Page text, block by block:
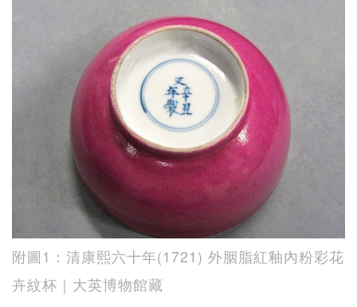
附圖1：清康熙六十年(1721) 外胭脂紅釉內粉彩花
卉紋杯｜大英博物館藏